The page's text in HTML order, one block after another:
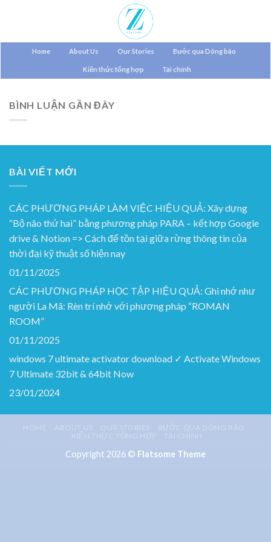
Home About Us Our Stories Bước qua Dông bão
Kiến thức tổng hợp Tài chính
BÌNH LUẬN GẦN ĐÂY
BÀI VIẾT MỚI
CÁC PHƯƠNG PHÁP LÀM VIỆC HIỆU QUẢ: Xây dựng
“Bộ não thứ hai” bằng phương pháp PARA – kết hợp Google
drive & Notion => Cách để tồn tại giữa rừng thông tin của
thời đại kỹ thuật số hiện nay
01/11/2025
CÁC PHƯƠNG PHÁP HỌC TẬP HIỆU QUẢ: Ghi nhớ như
người La Mã: Rèn trí nhớ với phương pháp “ROMAN
ROOM”
01/11/2025
windows 7 ultimate activator download ✓ Activate Windows
7 Ultimate 32bit & 64bit Now
23/01/2024
HOME ABOUT US OUR STORIES
BƯỚC QUA DÔNG BÃO
KIẾN THỨC TỔNG HỢP
TÀI CHÍNH
Copyright 2026 © Flatsome Theme